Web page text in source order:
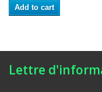
Add to cart
Lettre